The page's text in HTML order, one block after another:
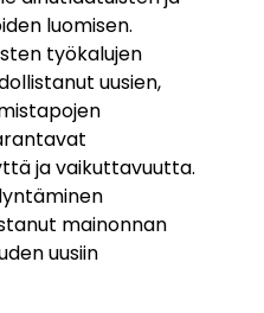
luomisen.
työkalujen
uusien,
ja vaikuttavuutta.
mainonnan
uusiin